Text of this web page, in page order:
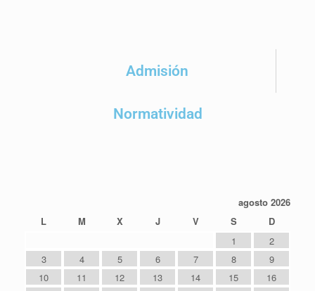
Admisión
Normatividad
agosto 2026
L
M X J V S
D
1
2
3
4 5 6 7 8
9
10
11 12 13 14 15
16